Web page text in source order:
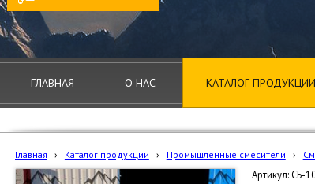
ГЛАВНАЯ О НАС КАТАЛОГ ПРОДУКЦИИ
Главная › Каталог продукции › Промышленные смесители ›
Артикул: СБ-